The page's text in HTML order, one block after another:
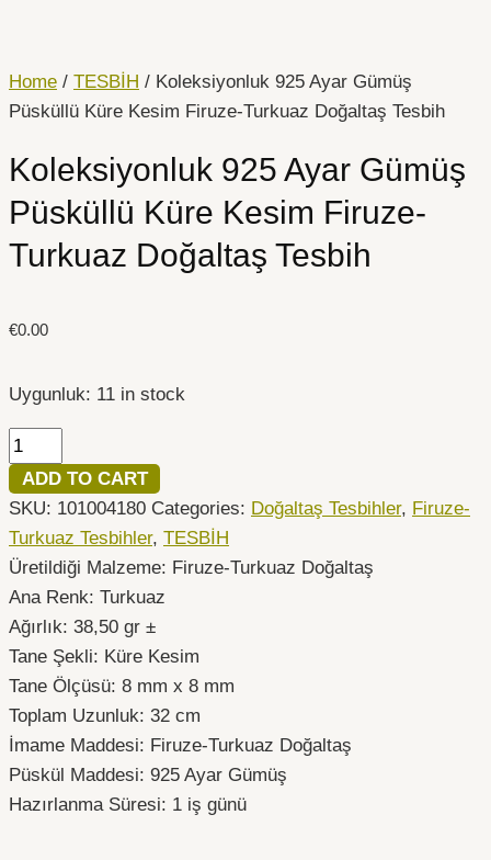
Home / TESBİH / Koleksiyonluk 925 Ayar Gümüş
Püsküllü Küre Kesim Firuze-Turkuaz Doğaltaş Tesbih
Koleksiyonluk 925 Ayar Gümüş
Püsküllü Küre Kesim Firuze-
Turkuaz Doğaltaş Tesbih
€0.00
Uygunluk: 11 in stock
Ayar
Gümüş
Küre
Firuze-
Turkuaz
quantity
ADD TO CART
SKU: 101004180 Categories: Doğaltaş Tesbihler, Firuze-
Turkuaz Tesbihler, TESBİH
Üretildiği Malzeme: Firuze-Turkuaz Doğaltaş
Ana Renk: Turkuaz
Ağırlık: 38,50 gr ±
Tane Şekli: Küre Kesim
Tane Ölçüsü: 8 mm x 8 mm
Toplam Uzunluk: 32 cm
İmame Maddesi: Firuze-Turkuaz Doğaltaş
Püskül Maddesi: 925 Ayar Gümüş
Hazırlanma Süresi: 1 iş günü